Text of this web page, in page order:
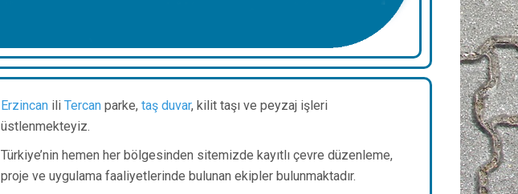
Erzincan ili Tercan parke, taş duvar, kilit taşı ve peyzaj işleri
üstlenmekteyiz.
Türkiye’nin hemen her bölgesinden sitemizde kayıtlı çevre düzenleme,
proje ve uygulama faaliyetlerinde bulunan ekipler bulunmaktadır.